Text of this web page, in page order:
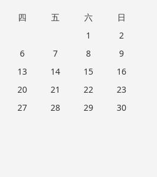
四 五 六
日
1
2
6 7 8
9
13 14 15
16
20 21 22
23
27 28 29
30